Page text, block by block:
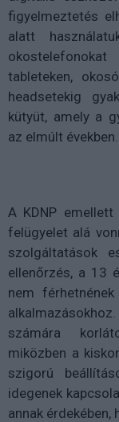
figyelmeztetés
alatt
tableteken,
headsetekig
kütyüt, amely a
az elmúlt években.
A KDNP
felügyelet alá
szolgáltatások
ellenőrzés, a 13
nem
számára
miközben a
szigorú
idegenek
annak